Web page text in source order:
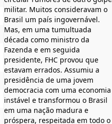
militar. Muitos consideravam o
Brasil um país ingovernável.
Mas, em uma tumultuada
década como ministro da
Fazenda e em seguida
presidente, FHC provou que
estavam errados. Assumiu a
presidência de uma jovem
democracia com uma economia
instável e transformou o Brasil
em uma nação madura e
próspera, respeitada em todo o